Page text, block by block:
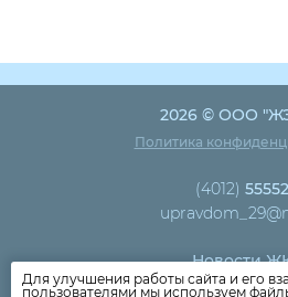
2026 © ООО
Политика
(4012)
Новости
Новости
Для улучшения работы сайта и его
пользователями мы используем